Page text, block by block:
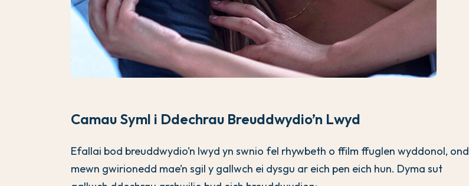
Camau Syml i Ddechrau Breuddwydio’n Lwyd
Efallai bod breuddwydio’n lwyd yn swnio fel rhywbeth o ffilm ffuglen wyddonol, ond
mewn gwirionedd mae’n sgil y gallwch ei dysgu ar eich pen eich hun. Dyma sut